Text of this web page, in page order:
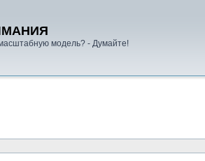
модель? - Думайте!